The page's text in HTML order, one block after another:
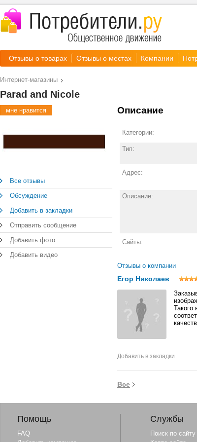
Отзывы о товарах Отзывы о местах Компании
Интернет-магазины
Parad and Nicole
мне нравится
Все отзывы
Обсуждение
Добавить в закладки
Отправить сообщение
Добавить фото
Добавить видео
Описание
Категории:
Тип:
Адрес:
Описание:
Сайты:
Отзывы о компании
Егор Николаев
Такого
Добавить в закладки
Все
Помощь
FAQ
Службы
Поиск по сайту